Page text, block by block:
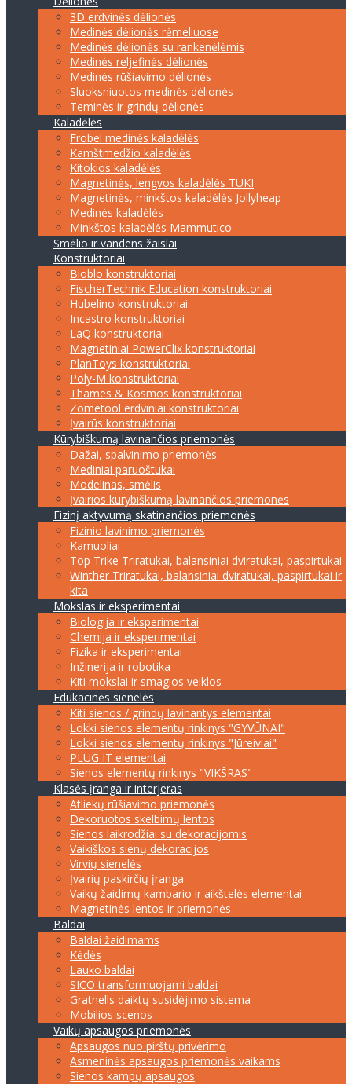
3D erdvinės dėlionės
Medinės dėlionės rėmeliuose
Medinės dėlionės su rankenėlėmis
Medinės reljefinės dėlionės
Medinės rūšiavimo dėlionės
Sluoksniuotos medinės dėlionės
Teminės ir grindų dėlionės
Kaladėlės
Frobel medinės kaladėlės
Kamštmedžio kaladėlės
Kitokios kaladėlės
Magnetinės, lengvos kaladėlės TUKI
Magnetinės, minkštos kaladėlės Jollyheap
Medinės kaladėlės
Minkštos kaladėlės Mammutico
Smėlio ir vandens žaislai
Konstruktoriai
Bioblo konstruktoriai
FischerTechnik Education konstruktoriai
Hubelino konstruktoriai
Incastro konstruktoriai
LaQ konstruktoriai
Magnetiniai PowerClix konstruktoriai
PlanToys konstruktoriai
Poly-M konstruktoriai
Thames & Kosmos konstruktoriai
Zometool erdviniai konstruktoriai
Įvairūs konstruktoriai
Kūrybiškumą lavinančios priemonės
Dažai, spalvinimo priemonės
Mediniai paruoštukai
Modelinas, smėlis
Įvairios kūrybiškumą lavinančios priemonės
Fizinį aktyvumą skatinančios priemonės
Fizinio lavinimo priemonės
Kamuoliai
Top Trike Triratukai, balansiniai dviratukai, paspirtukai
Winther Triratukai, balansiniai dviratukai, paspirtukai ir
kita
Mokslas ir eksperimentai
Biologija ir eksperimentai
Chemija ir eksperimentai
Fizika ir eksperimentai
Inžinerija ir robotika
Kiti mokslai ir smagios veiklos
Edukacinės sienelės
Kiti sienos / grindų lavinantys elementai
Lokki sienos elementų rinkinys "GYVŪNAI"
Lokki sienos elementų rinkinys "Jūreiviai"
PLUG IT elementai
Sienos elementų rinkinys "VIKŠRAS"
Klasės įranga ir interjeras
Atliekų rūšiavimo priemonės
Dekoruotos skelbimų lentos
Sienos laikrodžiai su dekoracijomis
Vaikiškos sienų dekoracijos
Virvių sienelės
Įvairių paskirčių įranga
Vaikų žaidimų kambario ir aikštelės elementai
Magnetinės lentos ir priemonės
Baldai
Baldai žaidimams
Kėdės
Lauko baldai
SICO transformuojami baldai
Gratnells daiktų susidėjimo sistema
Mobilios scenos
Vaikų apsaugos priemonės
Apsaugos nuo pirštų privėrimo
Asmeninės apsaugos priemonės vaikams
Sienos kampų apsaugos